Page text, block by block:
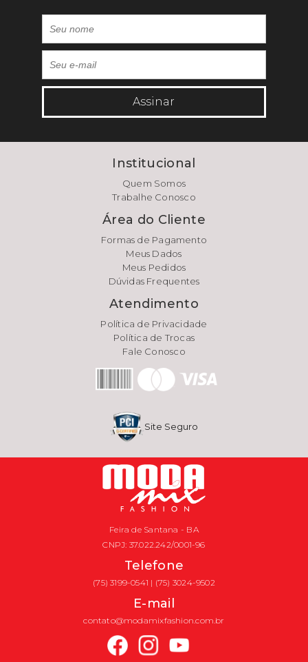
Assinar
Institucional
Quem Somos
Trabalhe Conosco
Área do Cliente
Formas de Pagamento
Meus Dados
Meus Pedidos
Dúvidas Frequentes
Atendimento
Política de Privacidade
Política de Trocas
Fale Conosco
Site Seguro
Feira de Santana - BA
CNPJ: 37.022.242/0001-96
Telefone
(75) 3199-0541 | (75) 3024-9502
E-mail
contato@modamixfashion.com.br